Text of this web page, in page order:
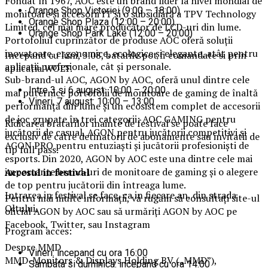
monitoare și accesorii IT și o subsidiară a TPV Technology
Limited, cel mai mare producător de LCD-uri din lume.
Portofoliul cuprinzător de produse AOC oferă soluții
inovatoare, ergonomice, ecologice și elegante, atât pentru
aplicații profesionale, cât și personale.
Sub-brand-ul AOC, AGON by AOC, oferă unul dintre cele
mai puternice portofolii de monitoare de gaming de înaltă
performanță din lume și un ecosistem complet de accesorii
de joc grupate în trei categorii: AOC GAMING pentru
jucătorii de casual, AGON pentru jucătorii competitivi și
AGON PRO pentru entuziaști și jucătorii profesioniști de
esports. Din 2020, AGON by AOC este una dintre cele mai
importante brand-uri de monitoare de gaming și o alegere
de top pentru jucătorii din întreaga lume.
Pentru mai multe informații, vă rugăm să consultați site-ul
oficial AGON by AOC sau să urmăriți AGON by AOC pe
Facebook, Twitter, sau Instagram
Despre MMD
MMD-Monitors & Displays Holding BV („MMD”),
Orange Shop Victoriei (9:00 – 18:00)
Orange Shop Plaza (12:00 – 20:00)
Orange Shop Park Lake (12:00 – 20:00)
Incepand cu luni, 3.08, batarile pot fi comandate si prin
aplicatia WOLT.
Intre 3 si 6 august: 10:00 – 20:00
Vineri, 7 august: 10:00 – 13:00
Ridicarea bratarilor inainte de festival se poate face
exclusiv de catre detinatorii de abonamente sau invitatii de
tip full pass.
Accesul in festival
Intrarea in festival se face, ca in fiecare an, din strada
Oltului.
Program acces:
Vineri: incepand cu ora 16:00
Sambata si duminica: incepand cu ora 14:00